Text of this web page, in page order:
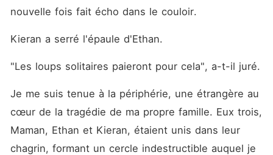
nouvelle fois fait écho dans le couloir.
Kieran a serré l'épaule d'Ethan.
"Les loups solitaires paieront pour cela", a-t-il juré.
Je me suis tenue à la périphérie, une étrangère au
cœur de la tragédie de ma propre famille. Eux trois,
Maman, Ethan et Kieran, étaient unis dans leur
chagrin, formant un cercle indestructible auquel je